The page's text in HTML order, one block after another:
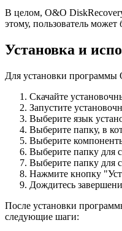
В целом, O&O
этому, пользователь
Установка и
Для установки программы
Скачайте
Запустите
Выберите язык
Выберите папку, в
Выберите
Выберите папку для
Выберите папку для
Нажмите кнопку
Дождитесь
После установки
следующие шаги: